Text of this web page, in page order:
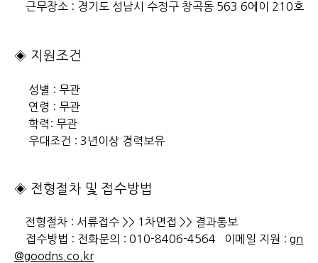
근무장소 : 경기도 성남시 수정구 창곡동 563 6에이 210호
◈ 지원조건
성별 : 무관
연령 : 무관
학력: 무관
우대조건 : 3년이상 경력보유
◈ 전형절차 및 접수방법
전형절차 : 서류접수 >> 1차면접 >> 결과통보
접수방법 : 전화문의 : 010-8406-4564 이메일 지원 : gn
@goodns.co.kr